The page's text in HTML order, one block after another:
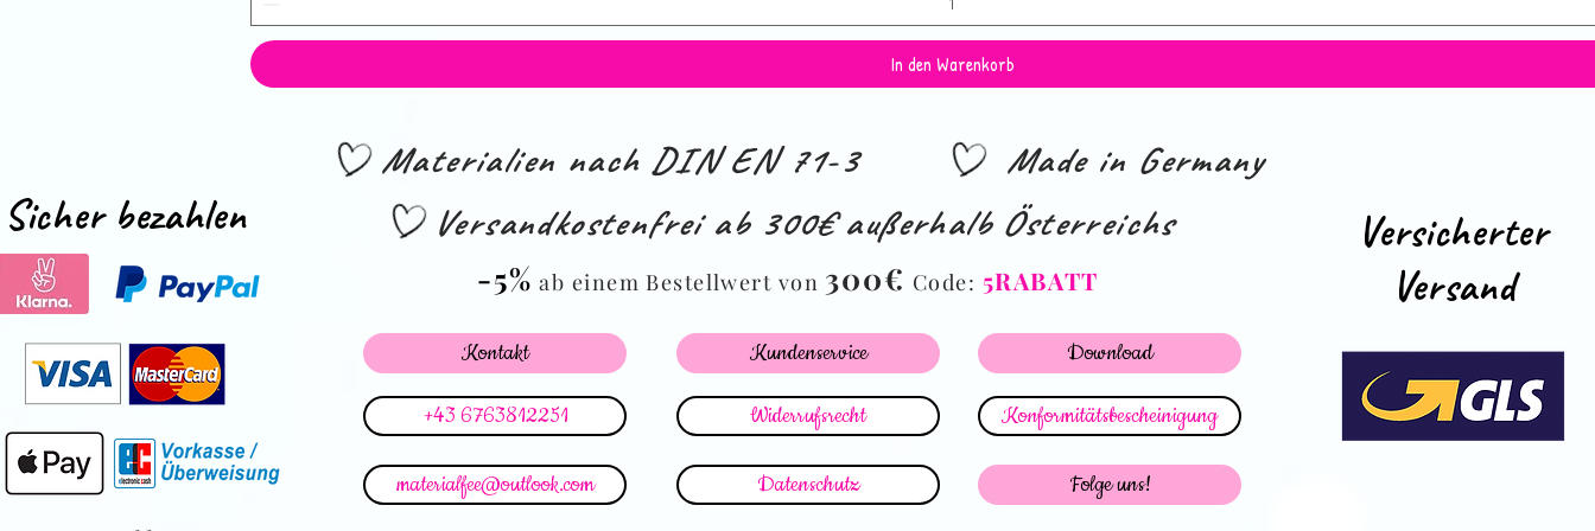
In den Warenkorb
Sicher bezahlen
Materialien nach DIN EN 71-3
Made in Germany
Versandkostenfrei ab 300€ außerhalb Österreichs
-5% ab einem Bestellwert von 300€ Code: 5RABATT
Kontakt
+43 6763812251
materialfee@outlook.com
Kundenservice
Widerrufsrecht
Datenschutz
Download
Konformitätsbescheinigung
Folge uns!
Versicherter
Versand